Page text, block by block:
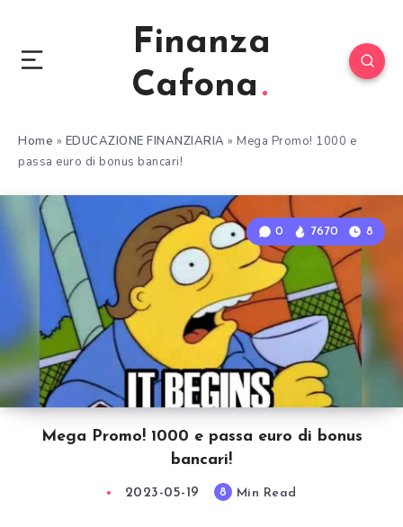
Finanza
Cafona
Home » EDUCAZIONE FINANZIARIA » Mega Promo! 1000 e
passa euro di bonus bancari!
0 7670 8
Mega Promo! 1000 e passa euro di bonus
bancari!
2023-05-19 8 Min Read